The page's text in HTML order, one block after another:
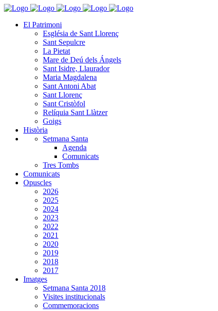
El Patrimoni
Església de Sant Llorenç
Sant Sepulcre
La Pietat
Mare de Deú dels Ángels
Sant Isidre, Llaurador
Maria Magdalena
Sant Antoni Abat
Sant Llorenç
Sant Cristòfol
Relíquia Sant Llàtzer
Goigs
Història
Setmana Santa
Agenda
Comunicats
Tres Tombs
Comunicats
Opuscles
2026
2025
2024
2023
2022
2021
2020
2019
2018
2017
Imatges
Setmana Santa 2018
Visites institucionals
Commemoracions